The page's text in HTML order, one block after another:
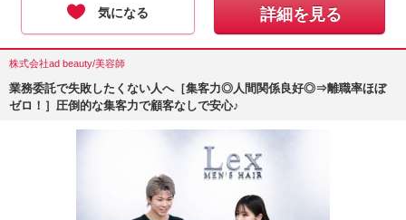
気になる 詳細を見る
株式会社ad beauty/美容師
業務委託で失敗したくない人へ［集客力◎人間関係良好◎⇒離職率ほぼ
ゼロ！］圧倒的な集客力で顧客なしで安心♪